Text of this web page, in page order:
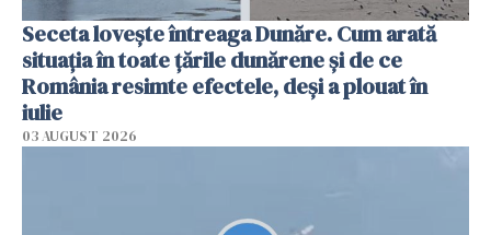
Seceta lovește întreaga Dunăre. Cum arată
situația în toate țările dunărene și de ce
România resimte efectele, deși a plouat în
iulie
03 AUGUST 2026